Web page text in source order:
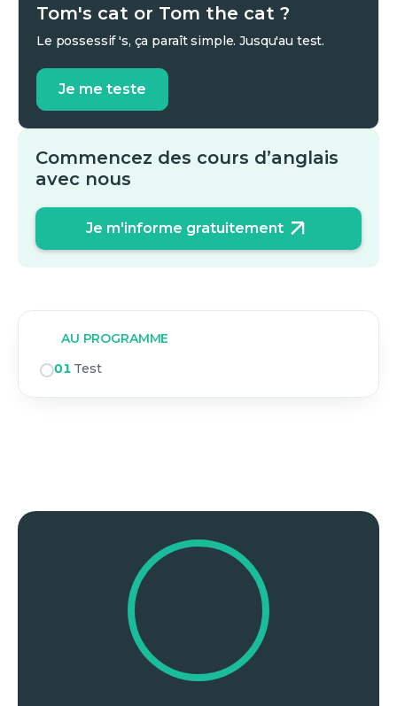
Tom's cat or Tom the cat ?
Le possessif 's, ça paraît simple. Jusqu'au test.
Je me teste
Commencez des cours d’anglais
avec nous
Je m'informe gratuitement
AU PROGRAMME
01 Test